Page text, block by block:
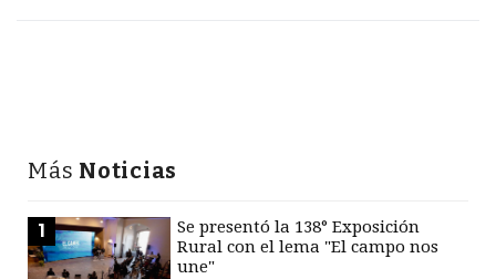
Más Noticias
1
Se presentó la 138° Exposición
Rural con el lema "El campo nos
une"